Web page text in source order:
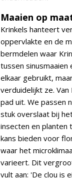
Maaien op
Krinkels hanteert
oppervlakte en de
bermdelen waar
tussen
elkaar gebruikt,
verduidelijkt ze.
pad uit. We passen
stuk overslaat bij
insecten en
kans bieden voor
waar het
varieert. Dit
vult aan: 'De clou is